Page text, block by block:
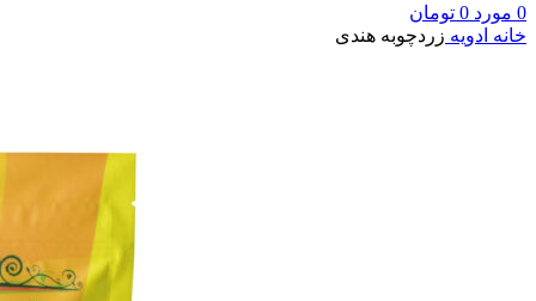
0 مورد 0 تومان
خانه ادویه زردچوبه هندی